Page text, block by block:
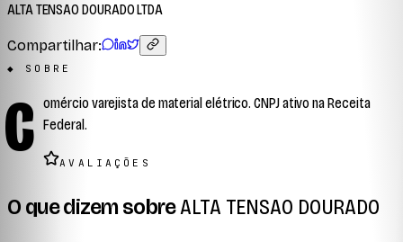
ALTA TENSAO DOURADO LTDA
Compartilhar:
◆ SOBRE
C omércio varejista de material elétrico. CNPJ ativo na Receita
Federal.
AVALIAÇÕES
O que dizem sobreALTA TENSAO DOURADO